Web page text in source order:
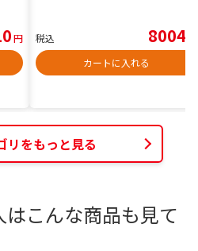
円
税込 8004
カートに入れる
リをもっと見る
こんな商品も見て